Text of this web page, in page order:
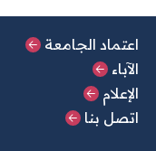
القائمة
اعتماد الجامعة
الآباء
الإعلام
اتصل بنا